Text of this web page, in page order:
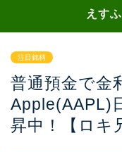
えす
注目銘柄
普通預金で金
Apple(AAPL)
昇中！【ロキ